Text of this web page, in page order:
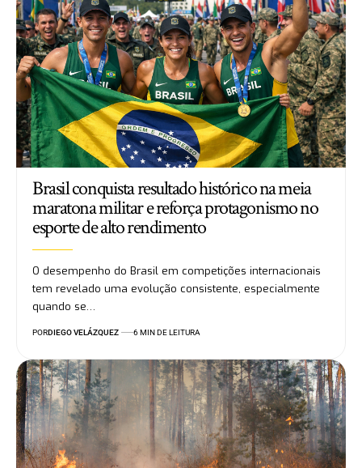
Brasil conquista resultado histórico na meia
maratona militar e reforça protagonismo no
esporte de alto rendimento
O desempenho do Brasil em competições internacionais
tem revelado uma evolução consistente, especialmente
quando se…
PORDIEGO VELÁZQUEZ 6 MIN DE LEITURA